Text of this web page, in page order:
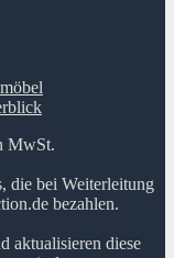
MwSt.
die bei Weiterleitung
bezahlen.
aktualisieren diese